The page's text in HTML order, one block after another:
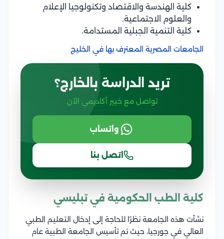
كلية الهندسة والاقتصاد وتكنولوجيا الإعلام
والعلوم الاجتماعية.
كلية التنمية الجبلية المستدامة.
الجامعات المصرية المعترف بها في الخليج
تريد الدراسة بالخارج؟
تواصل مع خبير أكاديمي الآن
واتساب
اتصل بنا
كلية الطب الحكومية في تبليسي
نشأت هذه الجامعة نظرًا للحاجة إلى إدخال التعليم الطبي
العالي في جورجيا، حيث تم تأسيس الجامعة الطبية عام